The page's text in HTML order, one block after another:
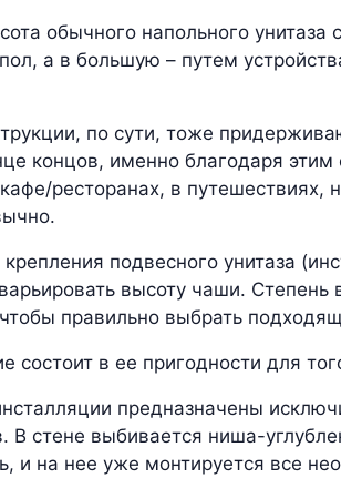
обычного напольного
а в большую – путем
по сути, тоже
концов, именно благодаря этим
ресторанах, в
подвесного унитаза
высоту чаши.
правильно выбрать
состоит в ее пригодности для
предназначены
В стене выбивается ниша-
и на нее уже монтируется все